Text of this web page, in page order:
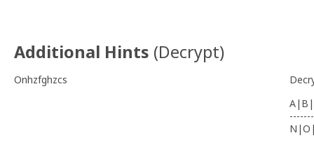
Additional Hints (Decrypt)
Onhzfghzcs